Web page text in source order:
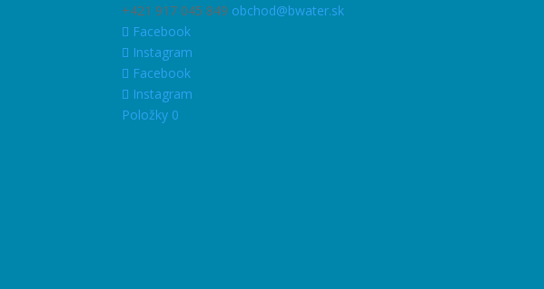
+421 917 045 849 obchod@bwater.sk
Facebook
Instagram
Facebook
Instagram
Položky 0